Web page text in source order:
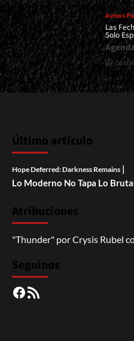
Avisos
Las
Solo
Último artículo
Hope Deferred: Darkness Remains |
Lo Moderno No Tapa Lo
Atribuciones
"Thunder" porCrysis Rubel
Seguinos
Facebook
RSS